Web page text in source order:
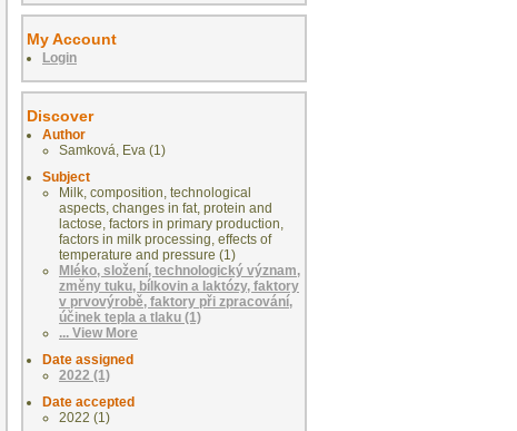
My Account
Login
Discover
Author
Samková, Eva (1)
Subject
Milk, composition, technological
aspects, changes in fat, protein and
lactose, factors in primary production,
factors in milk processing, effects of
temperature and pressure (1)
Mléko, složení, technologický význam,
změny tuku, bílkovin a laktózy, faktory
v prvovýrobě, faktory při zpracování,
účinek tepla a tlaku (1)
... View More
Date assigned
2022 (1)
Date accepted
2022 (1)